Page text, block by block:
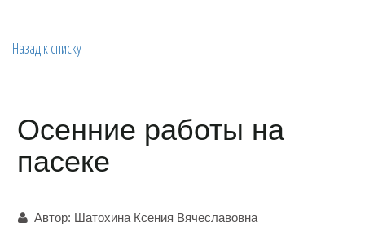
Назад к списку
Осенние работы на
пасеке
Автор: Шатохина Ксения Вячеславовна